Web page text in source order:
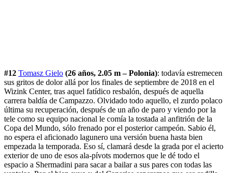
#12 Tomasz Gielo (26 años, 2.05 m – Polonia): todavía estremecen
sus gritos de dolor allá por los finales de septiembre de 2018 en el
Wizink Center, tras aquel fatídico resbalón, después de aquella
carrera baldía de Campazzo. Olvidado todo aquello, el zurdo polaco
última su recuperación, después de un año de paro y viendo por la
tele como su equipo nacional le comía la tostada al anfitrión de la
Copa del Mundo, sólo frenado por el posterior campeón. Sabio él,
no espera el aficionado lagunero una versión buena hasta bien
empezada la temporada. Eso sí, clamará desde la grada por el acierto
exterior de uno de esos ala-pívots modernos que le dé todo el
espacio a Shermadini para sacar a bailar a sus pares con todas las